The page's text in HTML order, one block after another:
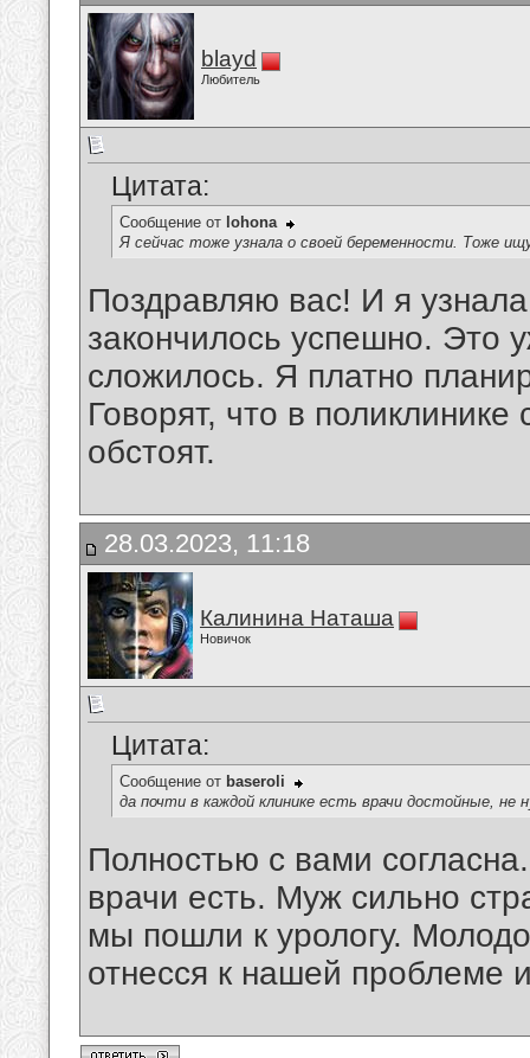
blayd
Любитель
Цитата:
Сообщение от lohona
Я сейчас тоже узнала о своей беременности. Тоже
Поздравляю вас! И я
закончилось успешно. Это
сложилось. Я платно
Говорят, что в
обстоят.
28.03.2023, 11:18
Калинина Наташа
Новичок
Цитата:
Сообщение от baseroli
да почти в каждой клинике есть врачи достойные, не
Полностью с вами
врачи есть. Муж сильно
мы пошли к урологу.
отнесся к нашей проблеме